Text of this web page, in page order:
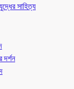
সাহিত্য
দর্শন